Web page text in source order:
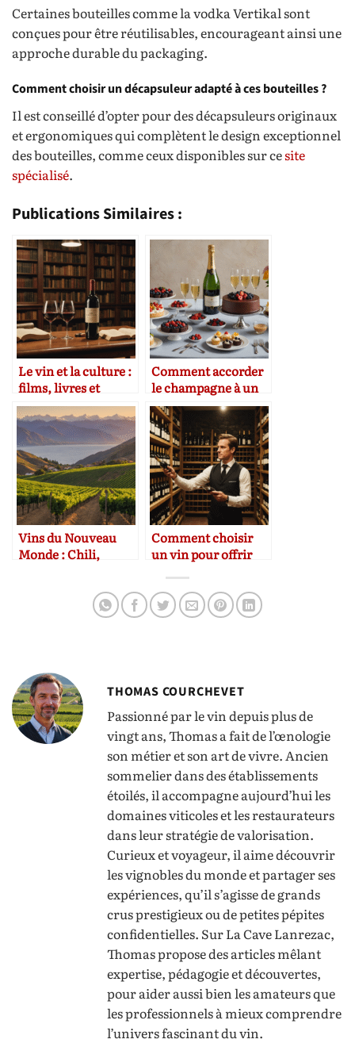
Certaines bouteilles comme la vodka Vertikal sont
conçues pour être réutilisables, encourageant ainsi une
approche durable du packaging.
Comment choisir un décapsuleur adapté à ces bouteilles ?
Il est conseillé d’opter pour des décapsuleurs originaux
et ergonomiques qui complètent le design exceptionnel
des bouteilles, comme ceux disponibles sur cesite
spécialisé.
Publications Similaires :
Le vin et la culture :
films, livres et
traditions
Comment accorder
le champagne à un
dessert
Vins du Nouveau
Monde : Chili,
Comment choisir
un vin pour offrir
THOMAS COURCHEVET
Passionné par le vin depuis plus de
vingt ans, Thomas a fait de l’œnologie
son métier et son art de vivre. Ancien
sommelier dans des établissements
étoilés, il accompagne aujourd’hui les
domaines viticoles et les restaurateurs
dans leur stratégie de valorisation.
Curieux et voyageur, il aime découvrir
les vignobles du monde et partager ses
expériences, qu’il s’agisse de grands
crus prestigieux ou de petites pépites
confidentielles. Sur La Cave Lanrezac,
Thomas propose des articles mêlant
expertise, pédagogie et découvertes,
pour aider aussi bien les amateurs que
les professionnels à mieux comprendre
l’univers fascinant du vin.